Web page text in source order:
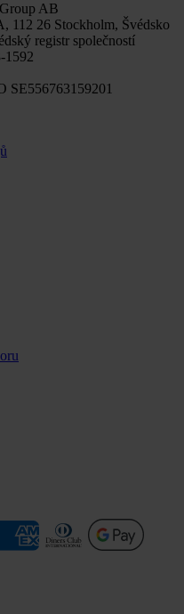
AB
112 26 Stockholm, Švédsko
registr společností
1592
SE556763159201